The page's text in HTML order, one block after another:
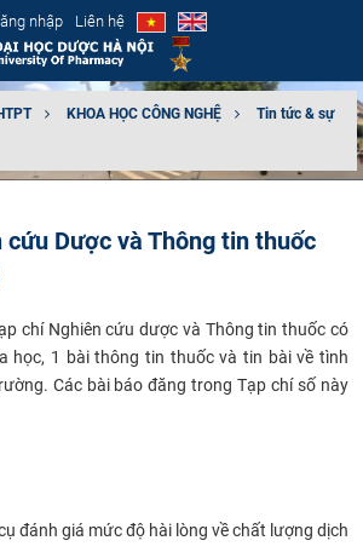
nhập Liên hệ
LƯỢNG
KHOA HỌC CÔNG NGHỆ
Tin tức & sự
cứu Dược và Thông tin thuốc
chí Nghiên cứu dược và Thông tin thuốc có
học, 1 bài thông tin thuốc và tin bài về tình
Các bài báo đăng trong Tạp chí số này
đánh giá mức độ hài lòng về chất lượng dịch